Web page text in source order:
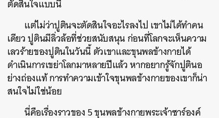
ตัดสินใจแบบนี้
แต่ไม่ว่าปูตินจะตัดสินใจอะไรลงไป เขาไม่ได้ทำคน
เดียว ปูตินมีลิ่วล้อที่ช่วยสนับสนุน ก่อนที่โลกจะเห็นความ
เลวร้ายของปูตินในวันนี้ ตัวเขาและขุนพลข้างกายได้
ดำเนินการเขย่าโลกมาหลายปีแล้ว หากอยากรู้จักปูตินอ
ย่างถ่องแท้ การทำความเข้าใจขุนพลข้างกายของเขาก็น่า
สนใจไม่ใช่น้อย
นี่คือเรื่องราวของ 5 ขุนพลข้างกายพระเจ้าซาร์องค์